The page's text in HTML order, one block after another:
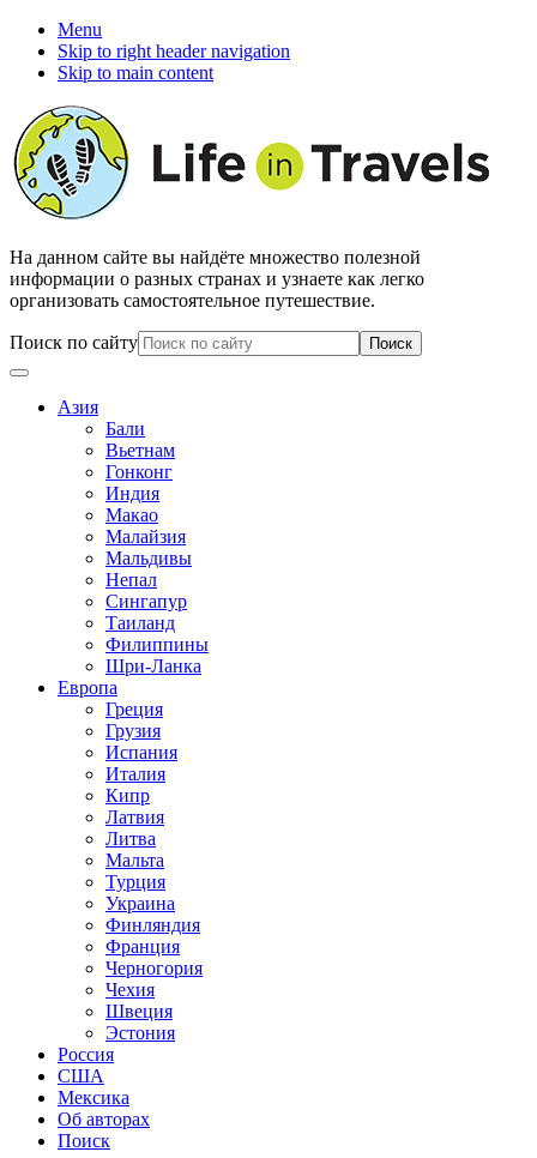
Menu
Skip to right header navigation
Skip to main content
На данном сайте вы найдёте множество полезной
информации о разных странах и узнаете как легко
организовать самостоятельное путешествие.
Поиск по сайту
Азия
Бали
Вьетнам
Гонконг
Индия
Макао
Малайзия
Мальдивы
Непал
Сингапур
Таиланд
Филиппины
Шри-Ланка
Европа
Греция
Грузия
Испания
Италия
Кипр
Латвия
Литва
Мальта
Турция
Украина
Финляндия
Франция
Черногория
Чехия
Швеция
Эстония
Россия
США
Мексика
Об авторах
Поиск